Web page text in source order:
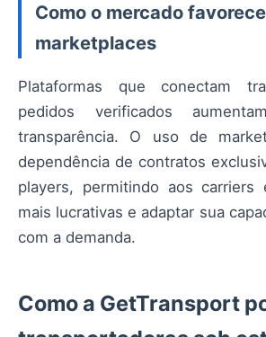
Como o mercado
marketplaces
Plataformas que conectam
pedidos verificados
transparência. O uso de
dependência de contratos
players, permitindo aos carriers
mais lucrativas e adaptar sua
com a demanda.
Como a GetTransport